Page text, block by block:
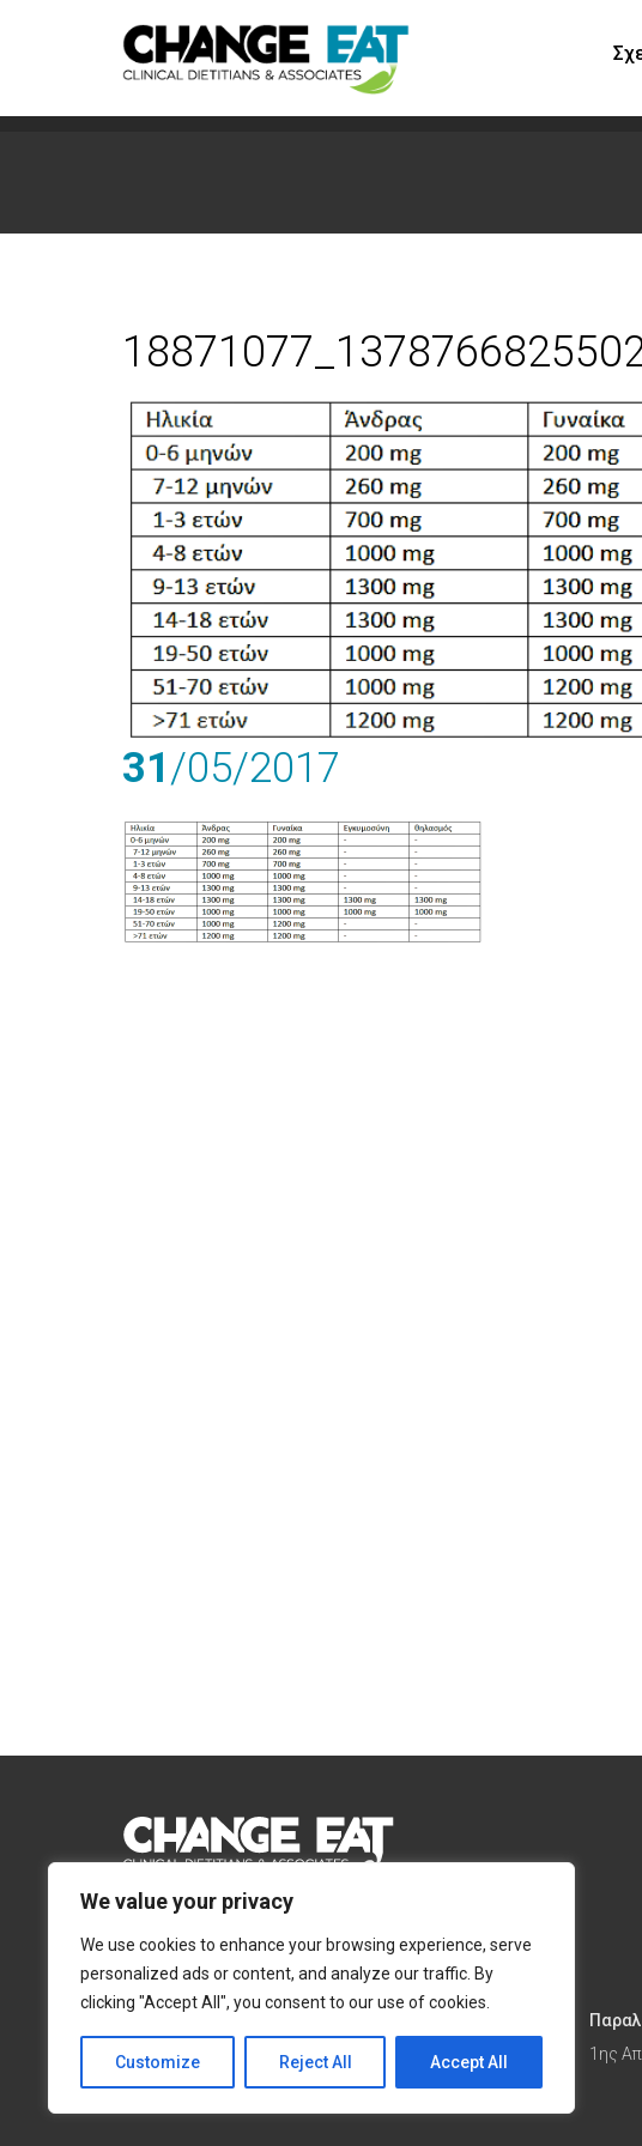
We value your privacy
We use cookies to enhance your browsing experience, serve
personalized ads or content, and analyze our traffic. By
clicking "Accept All", you consent to our use of cookies.
Customize Reject All Accept All
31/05/2017
Email:Info@changeeat.com.cy
Telephone: 77 77 77 51
Αγίας Άννας 4, 2054,
Αγίας Φυλάξεως 32,
1ης